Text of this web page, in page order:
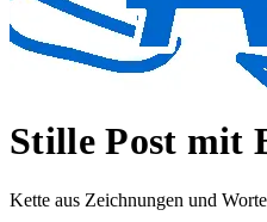
Stille Post mit
Kette aus Zeichnungen und